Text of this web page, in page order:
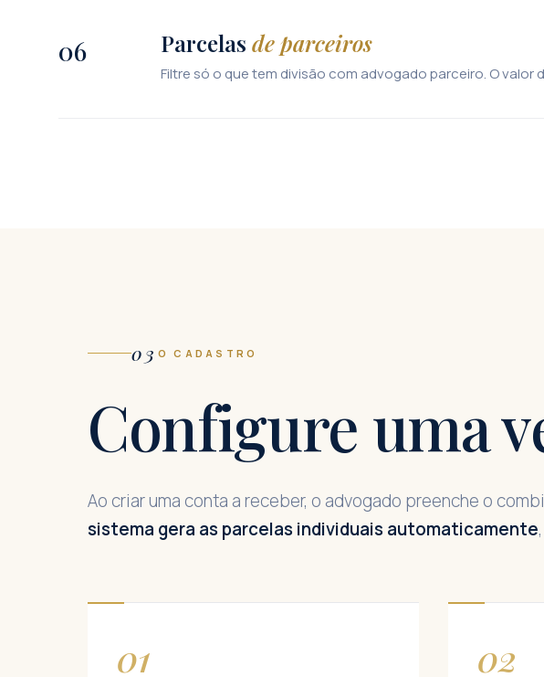
06 Parcelas de parceiros
Filtre só o que tem divisão com advogado parceiro. O
03 O CADASTRO
Configure uma
Ao criar uma conta a receber, o advogado preenche o
sistema gera as parcelas individuais automaticamente
01 02